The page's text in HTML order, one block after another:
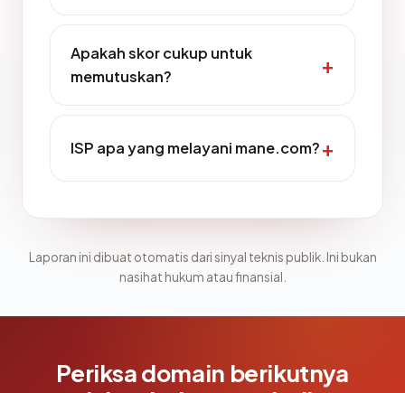
Apakah skor cukup untuk
memutuskan?
ISP apa yang melayani mane.com?
Laporan ini dibuat otomatis dari sinyal teknis publik. Ini bukan
nasihat hukum atau finansial.
Periksa domain berikutnya